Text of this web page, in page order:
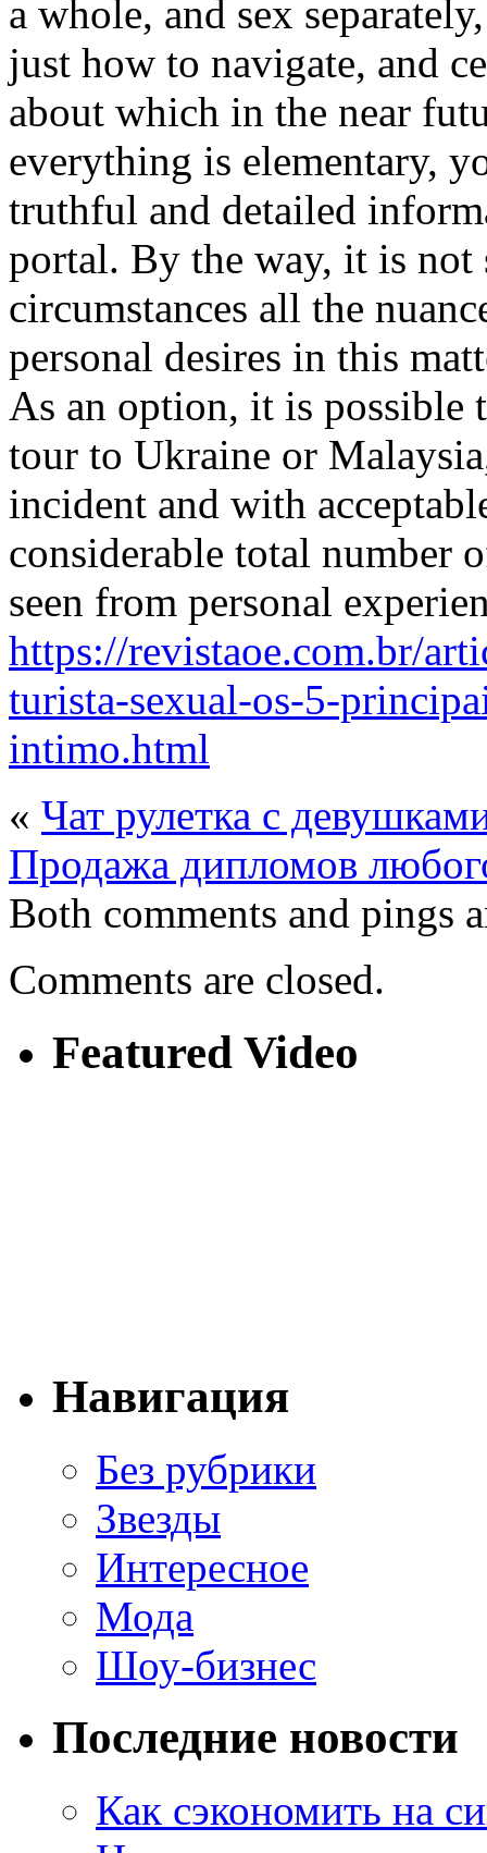
a whole, and sex
just how to navigate, and
about which in the near
everything is elementary,
truthful and detailed
portal. By the way, it is not
circumstances all the
personal desires in this
As an option, it is possible
tour to Ukraine or
incident and with
considerable total number
seen from personal
https://revistaoe.com.br/
turista-sexual-os-5-
intimo.html
« Чат рулетка с
Продажа дипломов
Both comments and pings
Comments are closed.
Featured Video
Навигация
Без рубрики
Звезды
Интересное
Мода
Шоу-бизнес
Последние новости
Как сэкономить на